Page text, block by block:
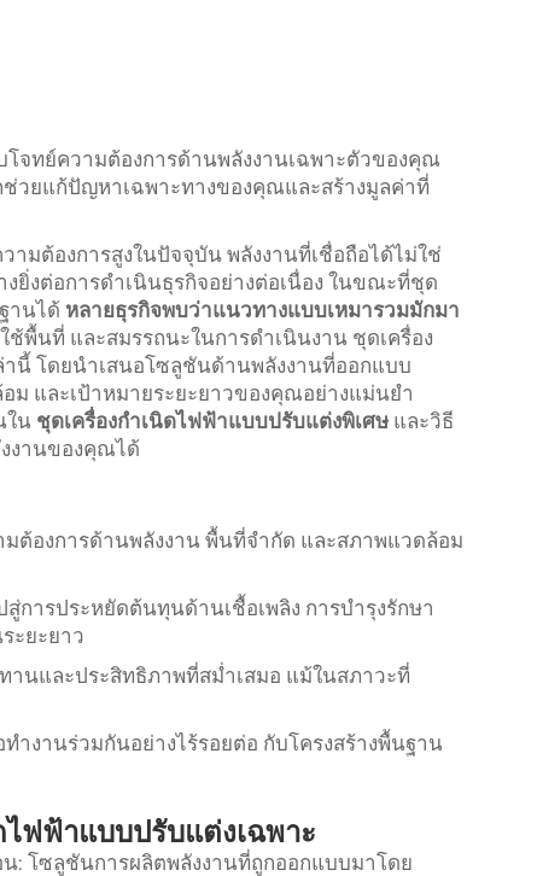
โจทย์ความต้องการด้านพลังงานเฉพาะตัวของคุณ
ช่วยแก้ปัญหาเฉพาะทางของคุณและสร้างมูลค่าที่
มต้องการสูงในปัจจุบัน พลังงานที่เชื่อถือได้ไม่ใช่
ยิ่งต่อการดำเนินธุรกิจอย่างต่อเนื่อง ในขณะที่ชุด
านได้ หลายธุรกิจพบว่าแนวทางแบบเหมารวมมักมา
ช้พื้นที่ และสมรรถนะในการดำเนินงาน ชุดเครื่อง
นี้ โดยนำเสนอโซลูชันด้านพลังงานที่ออกแบบ
ม และเป้าหมายระยะยาวของคุณอย่างแม่นยำ
ใน ชุดเครื่องกำเนิดไฟฟ้าแบบปรับแต่งพิเศษ และวิธี
งานของคุณได้
ต้องการด้านพลังงาน พื้นที่จำกัด และสภาพแวดล้อม
การประหยัดต้นทุนด้านเชื้อเพลิง การบำรุงรักษา
ะยะยาว
านและประสิทธิภาพที่สม่ำเสมอ แม้ในสภาวะที่
ำงานร่วมกันอย่างไร้รอยต่อ กับโครงสร้างพื้นฐาน
ไฟฟ้าแบบปรับแต่งเฉพาะ
น: โซลูชันการผลิตพลังงานที่ถูกออกแบบมาโดย